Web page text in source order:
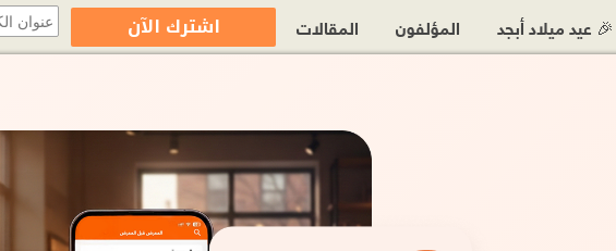
🎉 عيد ميلاد أبجد المؤلفون المقالات اشترك الآن